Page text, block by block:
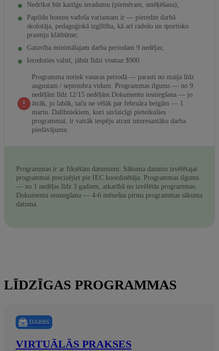
Nedrīkst būt kaitīgu ieradumu (piemēram, smēķēšana);
Papildu bonuss vadoša variantam ir — pieredze darbā
skolotāja, pedagoģiskā izglītība, kā arī radošo un sportisko
prasmju klātbūtne;
Gatavība minimālajam darba periodam 9 nedēļas;
Ierodoties valstī, jābūt līdzi vismaz $900.
Programma notiek vasaras periodā — parasti no maija līdz
augustam / septembra vidum. Programmas ilgums — no 9
nedēļām līdz 12/15 nedēļām.Dokumentu iesniegšana — jo
ātrāk, jo labāk, taču ne vēlāk par februāra beigām — 1.
martu. Dalībniekiem, kuri savlaicīgi pieteikušies
programmai, ir vairāk iespēju atrast interesantāku darba
piedāvājumu.
Programmas ir ar fiksētām datumiem. Sākuma datumu izvēlētajai
programmai precizējiet pie IEC koordinētāja. Programmas ilgums
— no 1 nedēļas līdz 3 gadiem, atkarībā no izvēlētās programmas.
Dokumentu iesniegšana — 4-6 mēnešus pirms programmas sākuma
datuma.
LĪDZĪGAS PROGRAMMAS
DARBS
VIRTUĀLĀS PRAKSES